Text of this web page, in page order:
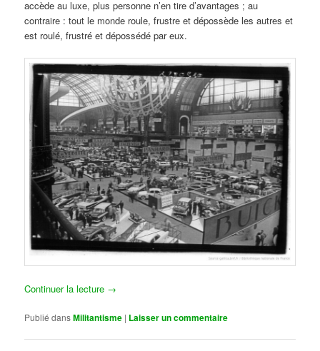
accède au luxe, plus personne n’en tire d’avantages ; au
contraire : tout le monde roule, frustre et dépossède les autres et
est roulé, frustré et dépossédé par eux.
Continuer la lecture →
Publié dansMilitantisme | Laisser un commentaire